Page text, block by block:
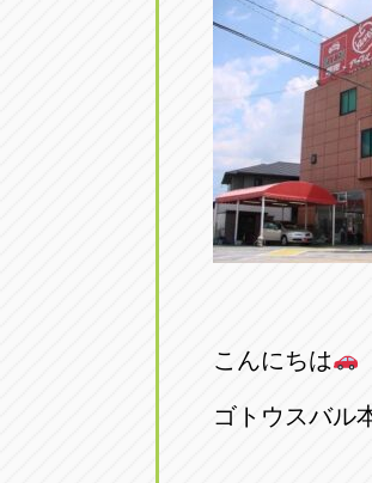
愛知県春日井市八
アップル名岐バイ
愛知県北名古屋市
アップル碧南店
愛知県碧南市立山
愛知県常滑市長間
アップル小牧店
こんにちは
ゴトウスバル